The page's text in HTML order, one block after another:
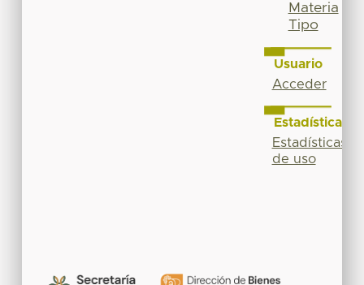
Materia
Tipo
Usuario
Acceder
Estadísticas
Estadísticas
de uso